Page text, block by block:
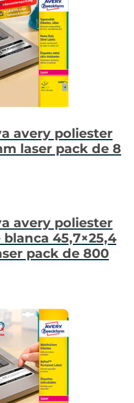
avery poliester
laser pack de 8
avery poliester
45,7×25,4
pack de 800